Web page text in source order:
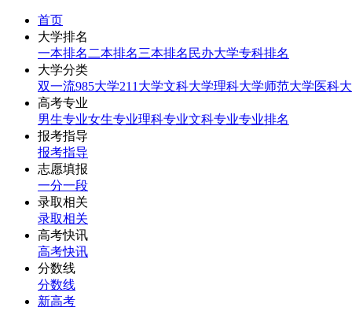
首页
大学排名
一本排名 二本排名三本排名 民办大学专科排名
大学分类
双一流985大学211大学文科大学理科大学师范大学医科
高考专业
男生专业女生专业理科专业文科专业专业排名
报考指导
报考指导
志愿填报
一分一段
录取相关
录取相关
高考快讯
高考快讯
分数线
分数线
新高考